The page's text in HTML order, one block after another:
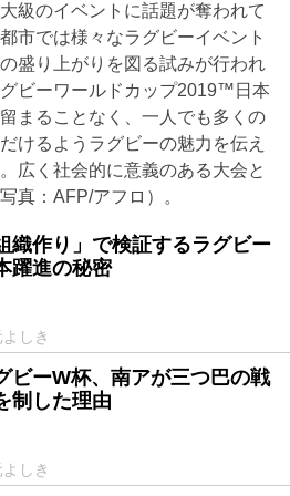
級のイベントに話題が奪われて
市では様々なラグビーイベント
盛り上がりを図る試みが行われ
ビーワールドカップ2019™日本
まることなく、一人でも多くの
けるようラグビーの魅力を伝え
広く社会的に意義のある大会と
真：AFP/アフロ）。
織作り」で検証するラグビー
躍進の秘密
しき
ビーW杯、南アが三つ巴の戦
制した理由
しき